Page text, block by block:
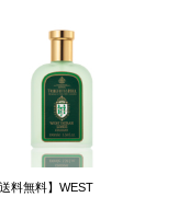
送料無料】WEST